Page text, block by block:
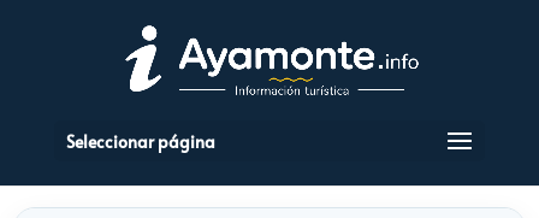
Seleccionar página